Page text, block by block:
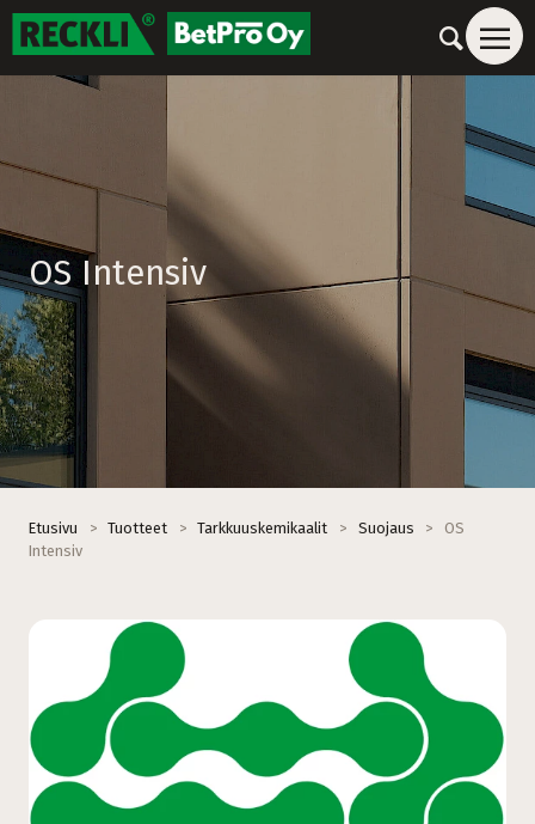
OS Intensiv
Etusivu > Tuotteet > Tarkkuuskemikaalit > Suojaus >
OS
Intensiv